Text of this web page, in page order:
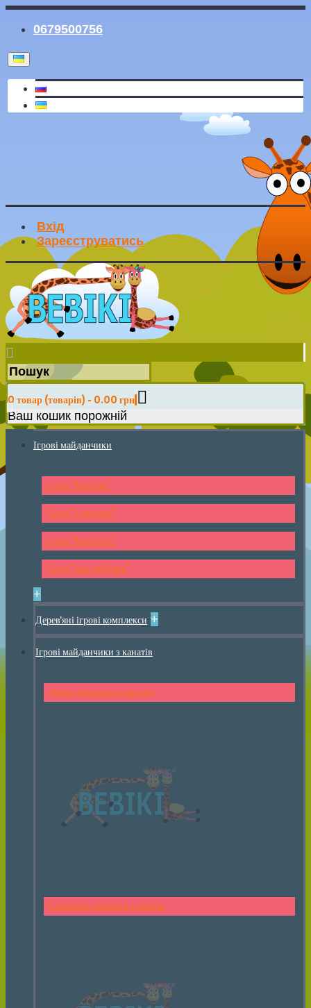
0679500756
Вхід
Зареєструватись
0 товар (товарів) - 0.00 грн
Ваш кошик порожній
Ігрові майданчики
Серія "Классик"
Серія "Стандарт"
Серія "Крепость"
Серія "Красный мак"
+
Дерев'яні ігрові комплекси +
Ігрові майданчики з канатів
Дитячі комплекси з канатів
Спортивні елементи з канатів